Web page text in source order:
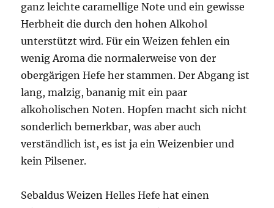
ganz leichte caramellige Note und ein gewisse
Herbheit die durch den hohen Alkohol
unterstützt wird. Für ein Weizen fehlen ein
wenig Aroma die normalerweise von der
obergärigen Hefe her stammen. Der Abgang ist
lang, malzig, bananig mit ein paar
alkoholischen Noten. Hopfen macht sich nicht
sonderlich bemerkbar, was aber auch
verständlich ist, es ist ja ein Weizenbier und
kein Pilsener.
Sebaldus Weizen Helles Hefe hat einen